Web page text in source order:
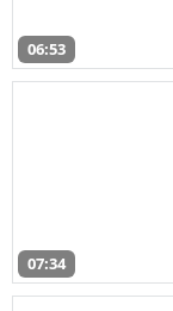
06:53
07:34